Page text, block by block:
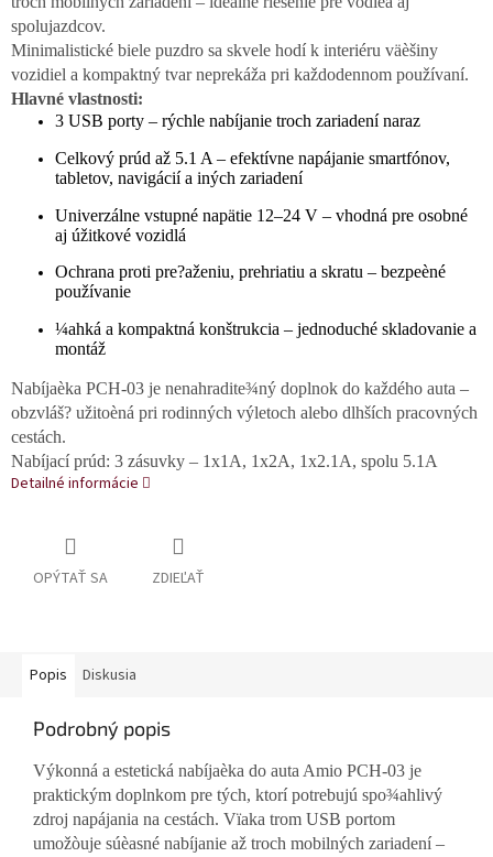
spolujazdcov.
Minimalistické biele puzdro sa skvele hodí k interiéru väèšiny
vozidiel a kompaktný tvar neprekáža pri každodennom používaní.
Hlavné vlastnosti:
3 USB porty – rýchle nabíjanie troch zariadení naraz
Celkový prúd až 5.1 A – efektívne napájanie smartfónov,
tabletov, navigácií a iných zariadení
Univerzálne vstupné napätie 12–24 V – vhodná pre osobné
aj úžitkové vozidlá
Ochrana proti pre?aženiu, prehriatiu a skratu – bezpeèné
používanie
¼ahká a kompaktná konštrukcia – jednoduché skladovanie a
montáž
Nabíjaèka PCH-03 je nenahradite¾ný doplnok do každého auta –
obzvláš? užitoèná pri rodinných výletoch alebo dlhších pracovných
cestách.
Nabíjací prúd: 3 zásuvky – 1x1A, 1x2A, 1x2.1A, spolu 5.1A
Detailné informácie
OPÝTAŤ SA ZDIEĽAŤ
Popis Diskusia
Podrobný popis
Výkonná a estetická nabíjaèka do auta Amio PCH-03 je
praktickým doplnkom pre tých, ktorí potrebujú spo¾ahlivý
zdroj napájania na cestách. Vïaka trom USB portom
umožòuje súèasné nabíjanie až troch mobilných zariadení –